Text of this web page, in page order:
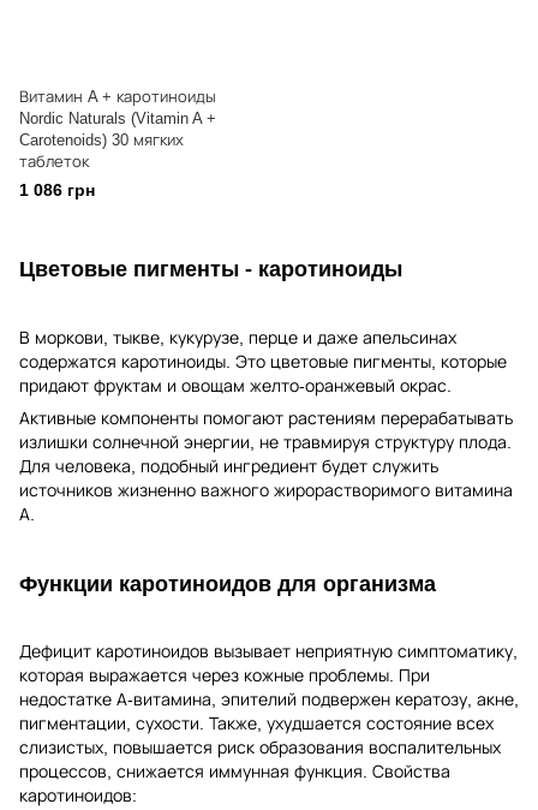
Витамин A + каротиноиды
Nordic Naturals (Vitamin A +
Carotenoids) 30 мягких
таблеток
1 086 грн
Цветовые пигменты - каротиноиды
В моркови, тыкве, кукурузе, перце и даже апельсинах
содержатся каротиноиды. Это цветовые пигменты, которые
придают фруктам и овощам желто-оранжевый окрас.
Активные компоненты помогают растениям перерабатывать
излишки солнечной энергии, не травмируя структуру плода.
Для человека, подобный ингредиент будет служить
источников жизненно важного жирорастворимого витамина
А.
Функции каротиноидов для организма
Дефицит каротиноидов вызывает неприятную симптоматику,
которая выражается через кожные проблемы. При
недостатке А-витамина, эпителий подвержен кератозу, акне,
пигментации, сухости. Также, ухудшается состояние всех
слизистых, повышается риск образования воспалительных
процессов, снижается иммунная функция. Свойства
каротиноидов: